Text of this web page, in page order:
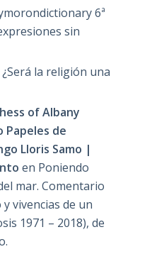
6ª
sin
¿Será la religión una
of Albany
Papeles de
Lloris Samo |
en Poniendo
mar. Comentario
vivencias de un
1971 – 2018), de